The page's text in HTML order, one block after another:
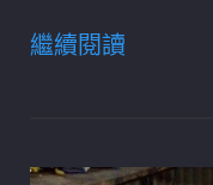
繼續閱讀